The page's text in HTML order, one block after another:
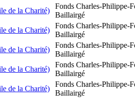
de la Charité)
Fonds Charles-Philippe-
Baillairgé
de la Charité)
Fonds Charles-Philippe-
Baillairgé
de la Charité)
Fonds Charles-Philippe-
Baillairgé
de la Charité)
Fonds Charles-Philippe-
Baillairgé
de la Charité)
Fonds Charles-Philippe-
Baillairgé